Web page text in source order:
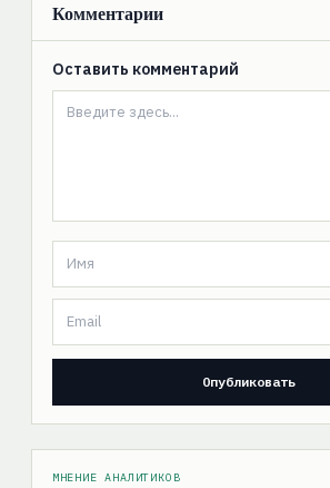
Комментарии
Оставить комментарий
МНЕНИЕ АНАЛИТИКОВ